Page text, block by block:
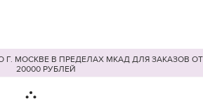
Г. МОСКВЕ В ПРЕДЕЛАХ МКАД ДЛЯ ЗАКАЗОВ ОТ
20000 РУБЛЕЙ